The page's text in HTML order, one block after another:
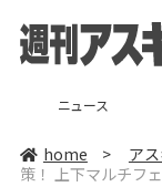
ニュース
home > ア
策！ 上下マルチフ